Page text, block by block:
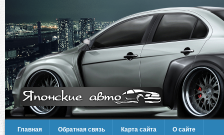
Главная Обратная связь Карта сайта О сайте